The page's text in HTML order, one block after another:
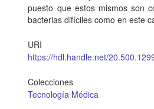
puesto que estos mismos son
bacterias difíciles como en este
URI
https://hdl.handle.net/
Colecciones
Tecnología Médica